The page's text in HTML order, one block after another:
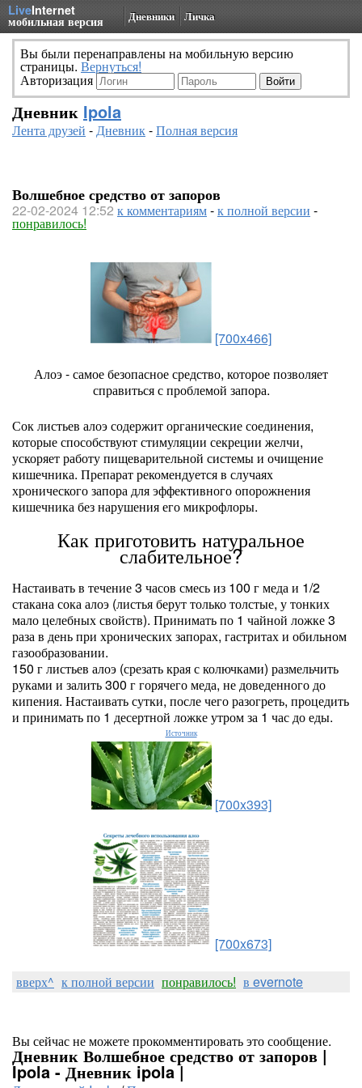
LiveInternet
мобильная версия Дневники Личка
Вы были перенаправлены на мобильную версию
страницы. Вернуться!
Авторизация
Дневник Ipola
Лента друзей -Дневник-Полная версия
Волшебное средство от запоров
22-02-2024 12:52 к комментариям-к полной версии -
понравилось!
[700x466]
Алоэ - самое безопасное средство, которое позволяет
справиться с проблемой запора.
Сок листьев алоэ содержит органические соединения,
которые способствуют стимуляции секреции желчи,
ускоряет работу пищеварительной системы и очищение
кишечника. Препарат рекомендуется в случаях
хронического запора для эффективного опорожнения
кишечника без нарушения его микрофлоры.
Как приготовить натуральное
слабительное?
Настаивать в течение 3 часов смесь из 100 г меда и 1/2
стакана сока алоэ (листья берут только толстые, у тонких
мало целебных свойств). Принимать по 1 чайной ложке 3
раза в день при хронических запорах, гастритах и обильном
газообразовании.
150 г листьев алоэ (срезать края с колючками) размельчить
руками и залить 300 г горячего меда, не доведенного до
кипения. Настаивать сутки, после чего разогреть, процедить
и принимать по 1 десертной ложке утром за 1 час до еды.
Источник
[700x393]
[700x673]
вверх^ к полной версии понравилось! в evernote
Вы сейчас не можете прокомментировать это сообщение.
Дневник Волшебное средство от запоров |
Ipola - Дневник ipola |